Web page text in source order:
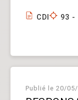
CDI
93 -
Publié le 20/